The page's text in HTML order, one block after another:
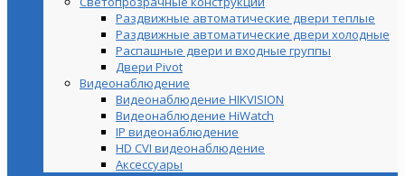
Раздвижные автоматические двери теплые
Раздвижные автоматические двери холодные
Распашные двери и входные группы
Двери Pivot
Видеонаблюдение
Видеонаблюдение HIKVISION
Видеонаблюдение HiWatch
IP видеонаблюдение
HD CVI видеонаблюдение
Аксессуары